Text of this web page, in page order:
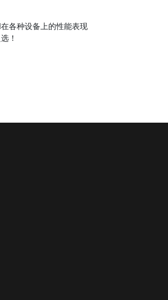
各种设备上的性能表现
！